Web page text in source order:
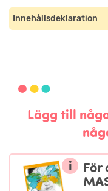
Innehållsdeklaration
Lägg till
i
För